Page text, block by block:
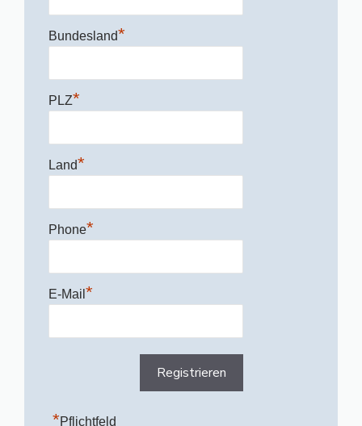
Bundesland*
PLZ*
Land*
Phone*
E-Mail *
*Pflichtfeld